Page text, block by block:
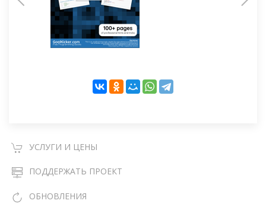
УСЛУГИ И ЦЕНЫ
ПОДДЕРЖАТЬ ПРОЕКТ
ОБНОВЛЕНИЯ